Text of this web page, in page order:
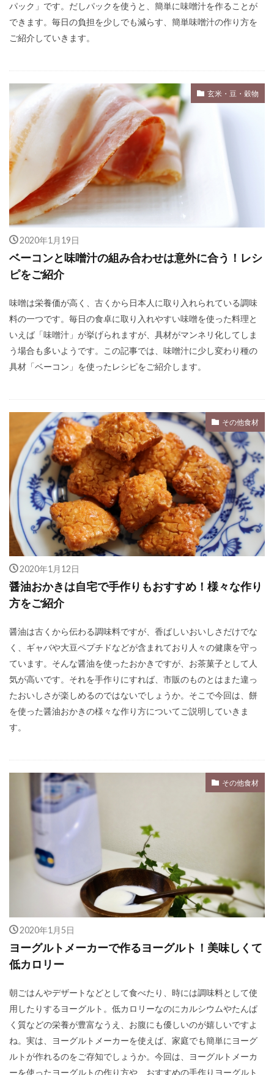
パック」です。だしパックを使うと、簡単に味噌汁を作ることが
できます。毎日の負担を少しでも減らす、簡単味噌汁の作り方を
ご紹介していきます。
玄米・豆・穀物
2020年1月19日
ベーコンと味噌汁の組み合わせは意外に合う！レシ
ピをご紹介
味噌は栄養価が高く、古くから日本人に取り入れられている調味
料の一つです。毎日の食卓に取り入れやすい味噌を使った料理と
いえば「味噌汁」が挙げられますが、具材がマンネリ化してしま
う場合も多いようです。この記事では、味噌汁に少し変わり種の
具材「ベーコン」を使ったレシピをご紹介します。
その他食材
2020年1月12日
醤油おかきは自宅で手作りもおすすめ！様々な作り
方をご紹介
醤油は古くから伝わる調味料ですが、香ばしいおいしさだけでな
く、ギャバや大豆ペプチドなどが含まれており人々の健康を守っ
ています。そんな醤油を使ったおかきですが、お茶菓子として人
気が高いです。それを手作りにすれば、市販のものとはまた違っ
たおいしさが楽しめるのではないでしょうか。そこで今回は、餅
を使った醤油おかきの様々な作り方についてご説明していきま
す。
その他食材
2020年1月5日
ヨーグルトメーカーで作るヨーグルト！美味しくて
低カロリー
朝ごはんやデザートなどとして食べたり、時には調味料として使
用したりするヨーグルト。低カロリーなのにカルシウムやたんぱ
く質などの栄養が豊富なうえ、お腹にも優しいのが嬉しいですよ
ね。実は、ヨーグルトメーカーを使えば、家庭でも簡単にヨーグ
ルトが作れるのをご存知でしょうか。今回は、ヨーグルトメーカ
ーを使ったヨーグルトの作り方や、おすすめの手作りヨーグルト